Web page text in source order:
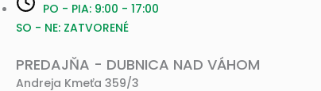
PO - PIA: 9:00 - 17:00
SO - NE: ZATVORENÉ
PREDAJŇA - DUBNICA NAD VÁHOM
Andreja Kmeťa 359/3